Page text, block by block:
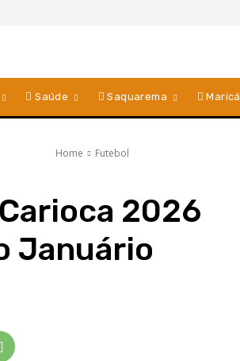
Saúde Saquarema Maricá
Home Futebol
2026
Januário